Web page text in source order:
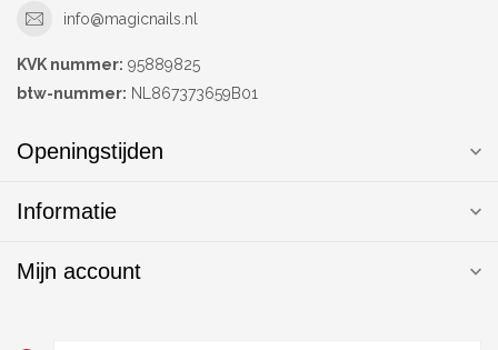
info@magicnails.nl
KVK nummer: 95889825
btw-nummer: NL867373659B01
Openingstijden
Informatie
Mijn account